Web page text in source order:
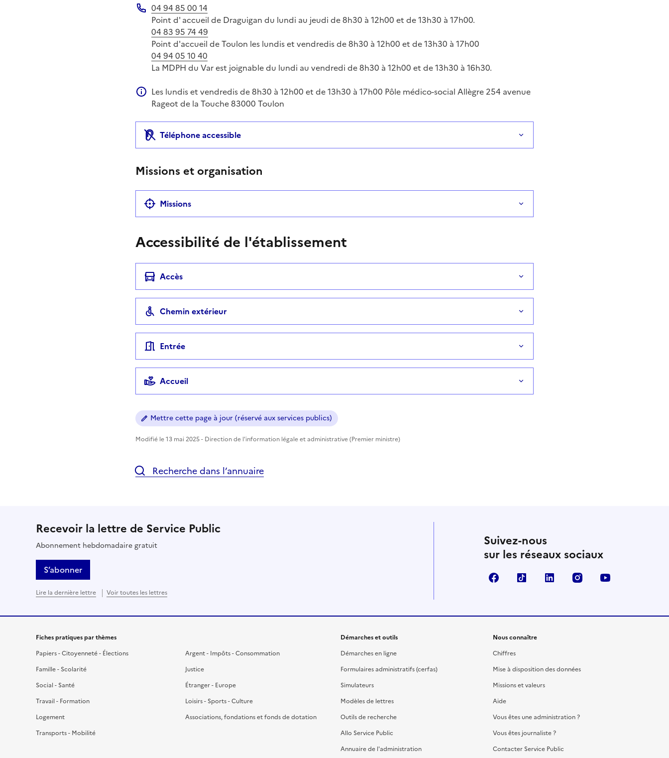
Téléphone
04 94 85 00 14
Point d' accueil de Draguigan du lundi au jeudi de 8h30 à 12h00 et de 13h30 à 17h00.
04 83 95 74 49
Point d'accueil de Toulon les lundis et vendredis de 8h30 à 12h00 et de 13h30 à 17h00
04 94 05 10 40
La MDPH du Var est joignable du lundi au vendredi de 8h30 à 12h00 et de 13h30 à 16h30.
Information complémentaire
Les lundis et vendredis de 8h30 à 12h00 et de 13h30 à 17h00 Pôle médico-social Allègre 254 avenue
Rageot de la Touche 83000 Toulon
Téléphone accessible
Missions et organisation
Missions
Accessibilité de l'établissement
Accès
Chemin extérieur
Entrée
Accueil
Mettre cette page à jour (réservé aux services publics)
Modifié le 13 mai 2025 - Direction de l'information légale et administrative (Premier ministre)
Recherche dans l’annuaire
Recevoir la lettre de Service Public
Abonnement hebdomadaire gratuit
S’abonner
Lire la dernière lettre Voir toutes les lettres
Suivez-nous
sur les réseaux sociaux
FacebookTikTok LinkedIn Instagram
Fiches pratiques par thèmes
Papiers - Citoyenneté - Élections
Famille - Scolarité
Social - Santé
Travail - Formation
Logement
Transports - Mobilité
Argent - Impôts - Consommation
Justice
Étranger - Europe
Loisirs - Sports - Culture
Associations, fondations et fonds de dotation
Démarches et outils
Démarches en ligne
Formulaires administratifs (cerfas)
Simulateurs
Modèles de lettres
Outils de recherche
Allo Service Public
Annuaire de l'administration
Nous connaître
Chiffres
Mise à disposition des données
Missions et valeurs
Aide
Vous êtes une administration ?
Vous êtes journaliste ?
Contacter Service Public